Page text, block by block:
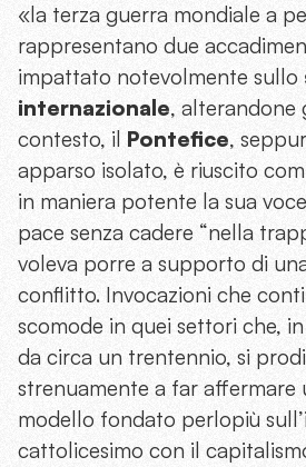
«la terza guerra mondiale a
rappresentano due
impattato notevolmente sullo
internazionale, alterandone
contesto, il Pontefice,
apparso isolato, è riuscito
in maniera potente la sua
pace senza cadere “nella
voleva porre a supporto di
conflitto. Invocazioni che
scomode in quei settori che,
da circa un trentennio, si
strenuamente a far affermare
modello fondato perlopiù
cattolicesimo con il